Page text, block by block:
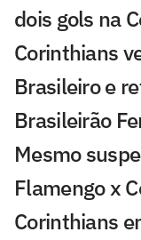
dois gols na
Corinthians
Brasileiro e
Brasileirão
Mesmo
Flamengo x
Corinthians